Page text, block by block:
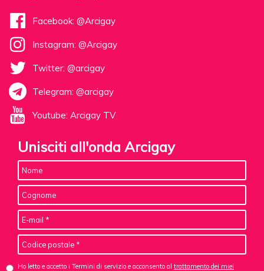
Facebook: @Arcigay
Instagram: @Arcigay
Twitter: @arcigay
Telegram: @arcigay
Youtube: Arcigay TV
Unisciti all'onda Arcigay
Ho letto e accetto i Termini di servizio e acconsento al trattamento dei miei